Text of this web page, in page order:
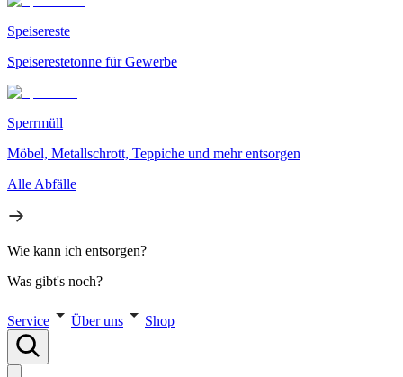
Speisereste
Speiserestetonne für Gewerbe
Sperrmüll
Möbel, Metallschrott, Teppiche und mehr entsorgen
Alle Abfälle
Wie kann ich entsorgen?
Was gibt's noch?
Service Über uns Shop